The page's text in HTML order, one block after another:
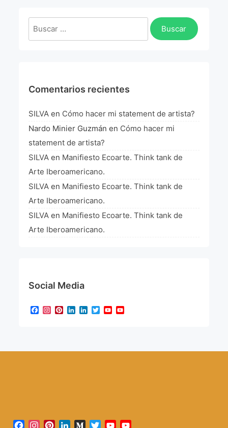
Buscar:
Comentarios recientes
SILVA en Cómo hacer mi statement de artista?
Nardo Minier Guzmán en Cómo hacer mi
statement de artista?
SILVA en Manifiesto Ecoarte. Think tank de
Arte Iberoamericano.
SILVA en Manifiesto Ecoarte. Think tank de
Arte Iberoamericano.
SILVA en Manifiesto Ecoarte. Think tank de
Arte Iberoamericano.
Social Media
Facebook
Instagram
Pinterest
LinkedIn
LinkedIn
TwitterYouTube
Facebook
Instagram
PinterestLinkedInMediumTwitterYouTube